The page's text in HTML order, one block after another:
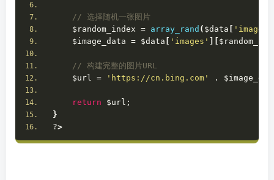
// 选择随机一张图片
    $random_index =
array_rand ( $data 'images'
    $image_data = $data
'images'
// 构建完整的图片URL
    $url =
'https://cn.bing.com' .
return $url;
}
?>